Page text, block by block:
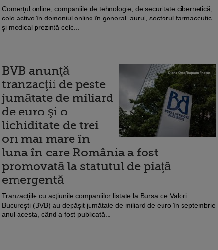
Comerţul online, companiile de tehnologie, de securitate cibernetică,
cele active în domeniul online în general, aurul, sectorul farmaceutic
şi medical prezintă cele...
BVB anunţă
tranzacţii de peste
jumătate de miliard
de euro şi o
lichiditate de trei
ori mai mare în
luna în care România a fost
promovată la statutul de piaţă
emergentă
Tranzacţiile cu acţiunile companiilor listate la Bursa de Valori
Bucureşti (BVB) au depăşit jumătate de miliard de euro în septembrie
anul acesta, când a fost publicată...